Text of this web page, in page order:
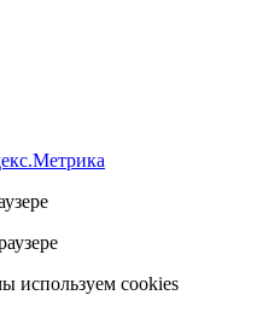
используем cookies